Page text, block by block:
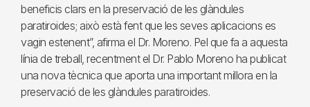
beneficis clars en la preservació de les glàndules
paratiroides; això està fent que les seves aplicacions es
vagin estenent”, afirma el Dr. Moreno. Pel que fa a aquesta
línia de treball, recentment el Dr. Pablo Moreno ha publicat
una nova tècnica que aporta una important millora en la
preservació de les glàndules paratiroides.